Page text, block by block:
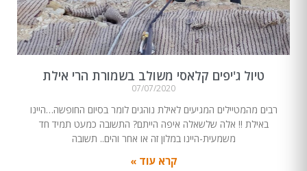
טיול ג'יפים קלאסי משולב בשמורת הרי אילת
07/07/2020
רבים מהמטיילים המגיעים לאילת נוהגים לומר בסיום החופשה…היינו
באילת !! אלה שלשאלה איפה הייתם? התשובה כמעט תמיד חד
משמעית-היינו במלון זה או אחר והים.. תשובה
קרא עוד »